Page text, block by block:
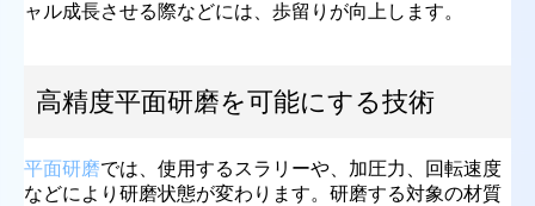
ャル成長させる際などには、歩留りが向上します。
高精度平面研磨を可能にする技術
平面研磨では、使用するスラリーや、加圧力、回転速度
などにより研磨状態が変わります。研磨する対象の材質